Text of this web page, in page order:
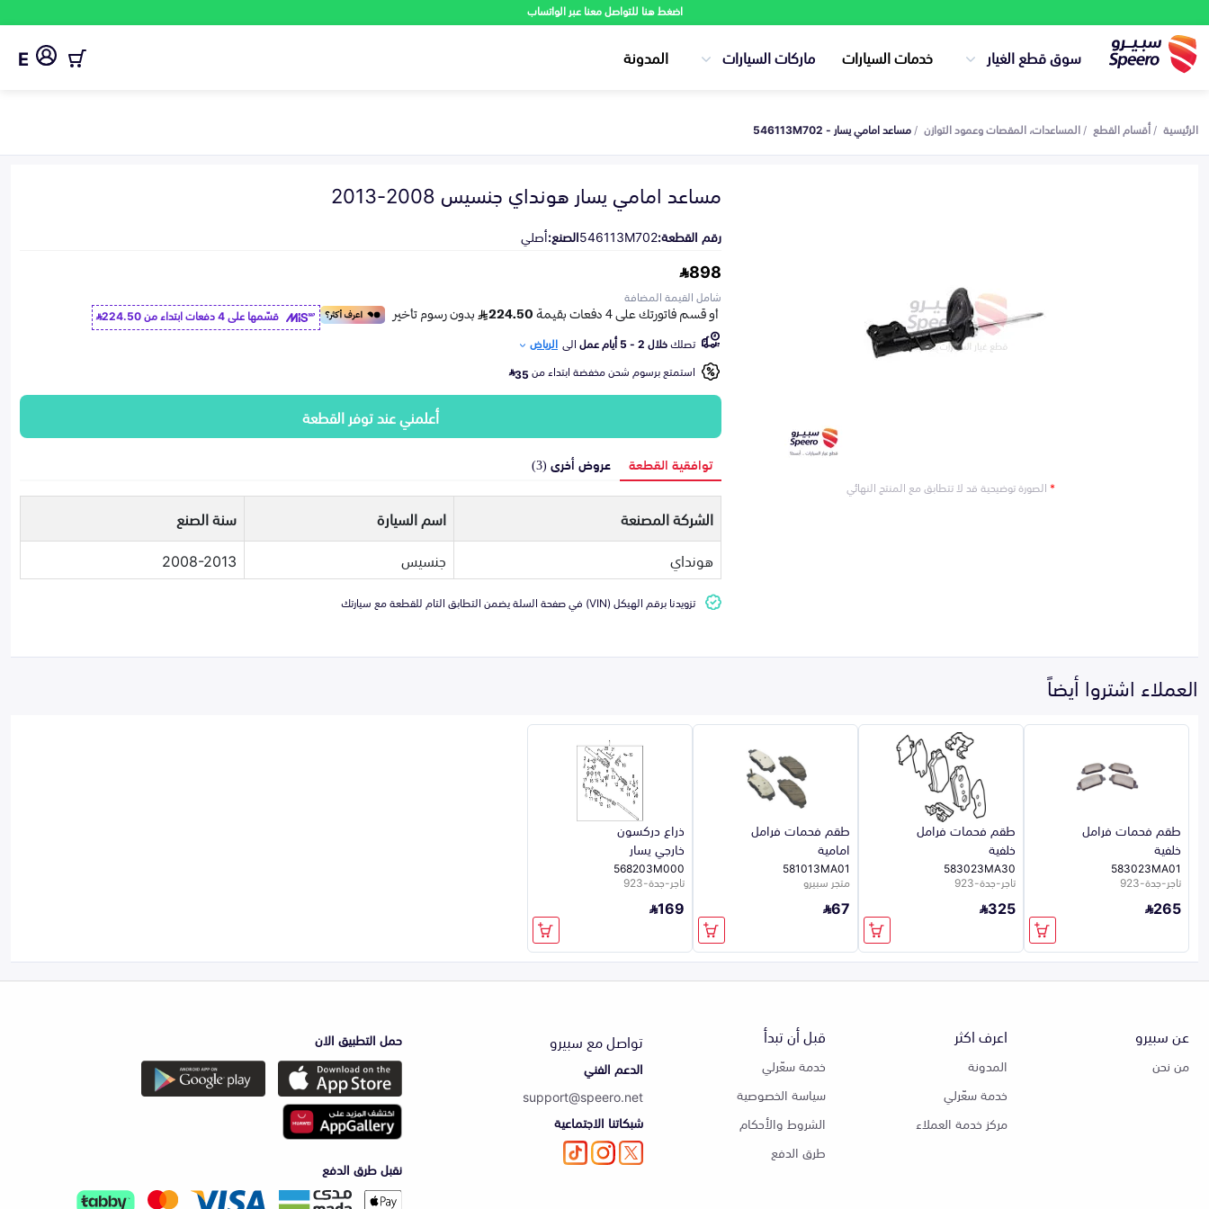
اضغط هنا للتواصل معنا عبر الواتساب
سوق قطع الغيار خدمات السيارات ماركات السيارات المدونة E
الرئيسية أقسام القطع المساعدات، المقصات وعمود التوازن مساعد امامي يسار - 546113M702
*الصورة توضيحية قد لا تتطابق مع المنتج النهائي
مساعد امامي يسار هونداي جنسيس 2008-2013
رقم القطعة:546113M702الصنع:أصلي
898
شامل القيمة المضافة
قسّمها على 4 دفعات ابتداء من
224.50
تصلكخلال 2 - 5 أيام عمل الى الرياض
استمتع برسوم شحن مخفضة ابتداء من35
أعلمني عند توفر القطعة
توافقية القطعة عروض أخرى (3)
الشركة المصنعة اسم السيارة
سنة الصنع
هونداي
جنسيس 2008-2013
تزويدنا برقم الهيكل (VIN) في صفحة السلة يضمن التطابق التام للقطعة مع سيارتك
العملاء اشتروا أيضاً
طقم فحمات فرامل
خلفية
583023MA01
تاجر-جدة-923
265
طقم فحمات فرامل
خلفية
583023MA30
تاجر-جدة-923
325
طقم فحمات فرامل
امامية
581013MA01
متجر سبيرو
67
ذراع دركسون
خارجي يسار
568203M000
تاجر-جدة-923
169
عن سبيرو
من نحن
اعرف اكثر
المدونة
خدمة سعّرلي
مركز خدمة العملاء
قبل أن تبدأ
خدمة سعّرلي
سياسة الخصوصية
الشروط والأحكام
طرق الدفع
تواصل مع سبيرو
الدعم الفني
support@speero.net
شبكاتنا الاجتماعية
حمل التطبيق الان
نقبل طرق الدفع